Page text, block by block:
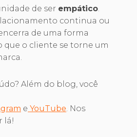
de ser empático.
continua ou
de uma forma
que o cliente se torne um
Além do blog, você
e YouTube. Nos
lá!